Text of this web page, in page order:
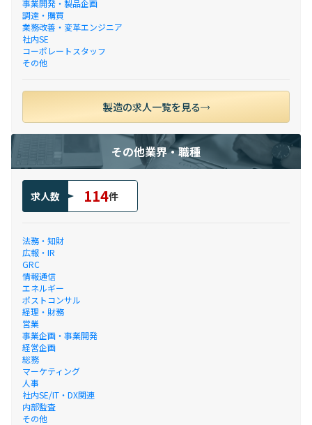
事業開発・製品企画
調達・購買
業務改善・変革エンジニア
社内SE
コーポレートスタッフ
その他
製造の求人一覧を見る
その他業界・職種
求人数 114件
法務・知財
広報・IR
GRC
情報通信
エネルギー
ポストコンサル
経理・財務
営業
事業企画・事業開発
経営企画
総務
マーケティング
人事
社内SE/IT・DX関連
内部監査
その他